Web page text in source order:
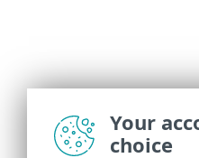
Your
choice